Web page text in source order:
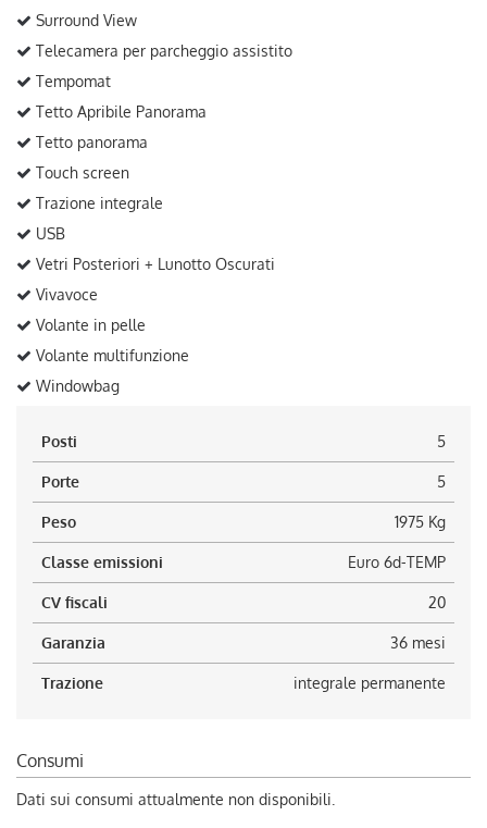
Surround View
Telecamera per parcheggio assistito
Tempomat
Tetto Apribile Panorama
Tetto panorama
Touch screen
Trazione integrale
USB
Vetri Posteriori + Lunotto Oscurati
Vivavoce
Volante in pelle
Volante multifunzione
Windowbag
Posti 5
Porte 5
Peso 1975 Kg
Classe emissioni Euro 6d-TEMP
CV fiscali 20
Garanzia 36 mesi
Trazione integrale permanente
Consumi
Dati sui consumi attualmente non disponibili.